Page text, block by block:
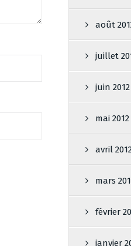
août
juillet
juin 2012
mai 2012
avril
mars
février
janvier